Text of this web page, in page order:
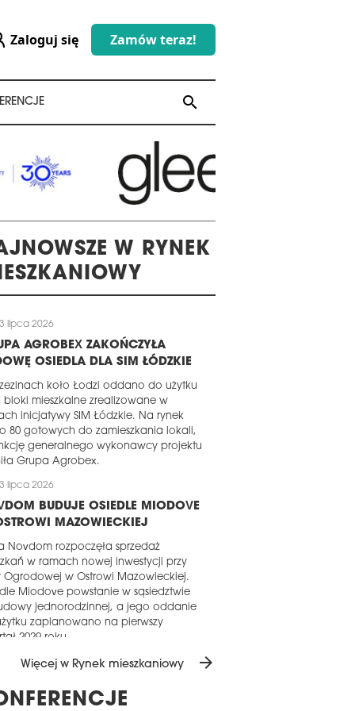
Zaloguj się Zamów teraz!
search
W RYNEK
lipca 2026
AGROBEX ZAKOŃCZYŁA
OSIEDLA DLA SIM ŁÓDZKIE
koło Łodzi oddano do użytku
bloki mieszkalne zrealizowane w
inicjatywy SIM Łódzkie. Na rynek
80 gotowych do zamieszkania lokali,
generalnego wykonawcy projektu
Grupa Agrobex.
lipca 2026
BUDUJE OSIEDLE MIODOVE
MAZOWIECKIEJ
Novdom rozpoczęła sprzedaż
w ramach nowej inwestycji przy
Ogrodowej w Ostrowi Mazowieckiej.
Miodove powstanie w sąsiedztwie
jednorodzinnej, a jego oddanie
zaplanowano na pierwszy
2029 roku.
lipca 2026
SUROWYM ZAMKNIĘTYM
Więcej w Rynek mieszkaniowy arrow_forward